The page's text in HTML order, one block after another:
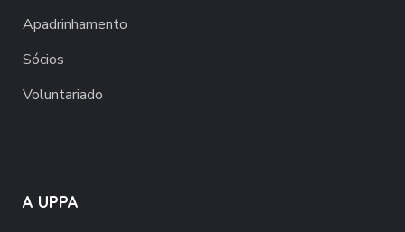
Apadrinhamento
Sócios
Voluntariado
A UPPA